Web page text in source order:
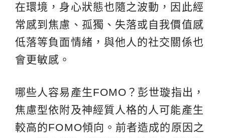
在環境，身心狀態也隨之波動，因此經
常感到焦慮、孤獨、失落或自我價值感
低落等負面情緒，與他人的社交關係也
會更敏感。
哪些人容易產生FOMO？彭世璇指出，
焦慮型依附及神經質人格的人可能產生
較高的FOMO傾向。前者造成的原因之